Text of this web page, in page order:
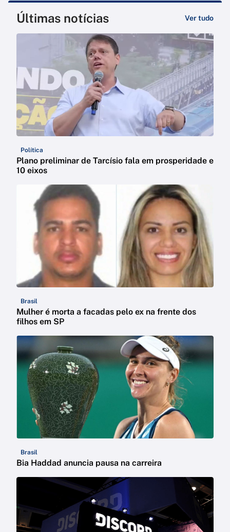
Últimas notícias Ver tudo
Política
Plano preliminar de Tarcísio fala em prosperidade e
10 eixos
Brasil
Mulher é morta a facadas pelo ex na frente dos
filhos em SP
Brasil
Bia Haddad anuncia pausa na carreira